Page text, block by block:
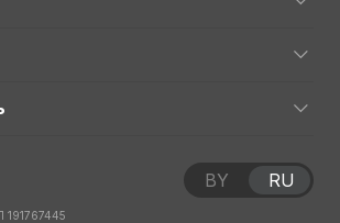
BY RU